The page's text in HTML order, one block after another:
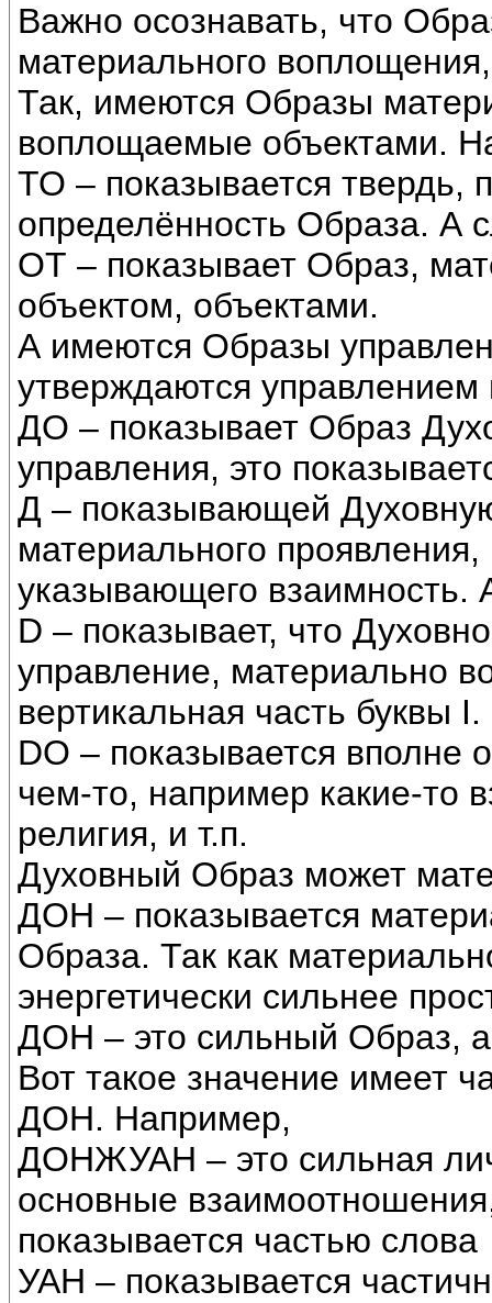
Важно осознавать, что
материального
Так, имеются Образы
воплощаемые объектами.
ТО – показывается твердь,
определённость Образа. А
ОТ – показывает Образ,
объектом, объектами.
А имеются Образы
утверждаются управлением
ДО – показывает Образ
управления, это
Д – показывающей
материального
указывающего взаимность.
D – показывает, что
управление, материально
вертикальная часть буквы
DО – показывается вполне
чем-то, например какие-то
религия, и т.п.
Духовный Образ может
ДОН – показывается
Образа. Так как
энергетически сильнее
ДОН – это сильный Образ, а
Вот такое значение имеет
ДОН. Например,
ДОНЖУАН – это сильная
основные
показывается частью слова
УАН – показывается